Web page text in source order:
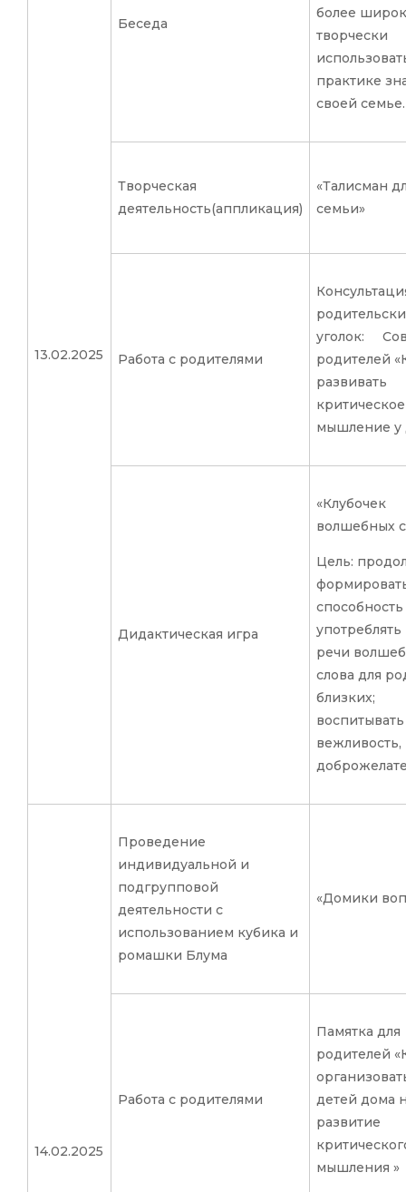
13.02.2025
Беседа
более
творчески
практике
своей семье.
Творческая
деятельность(аппликация)
«Талисман
семьи»
Работа с родителями
уголок:
родителей
развивать
критическое
мышление у
Дидактическая игра
«Клубочек
волшебных
Цель:
способность
речи
слова для
близких;
воспитывать
вежливость,
14.02.2025
Проведение
индивидуальной и
подгрупповой
деятельности с
использованием кубика и
ромашки Блума
«Домики
Работа с родителями
Памятка для
родителей
детей дома
развитие
мышления »